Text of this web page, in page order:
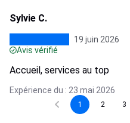
Sylvie C.
19 juin 2026
Avis vérifié
Accueil, services au top
Expérience du : 23 mai 2026
1 2 3